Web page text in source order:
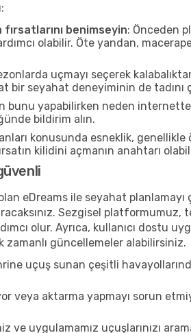
benimseyin: Önceden
olabilir. Öte yandan,
uçmayı seçerek
seyahat deneyiminin de tadını
bunu yapabilirken neden
bildirim alın.
konusunda esneklik,
kilidini açmanın anahtarı
eDreams ile seyahat
Sezgisel platformumuz,
olur. Ayrıca, kullanıcı dostu
zamanlı güncellemeler alabilirsiniz.
uçuş sunan çeşitli
veya aktarma yapmayı sorun
ve uygulamamız uçuşlarınızı